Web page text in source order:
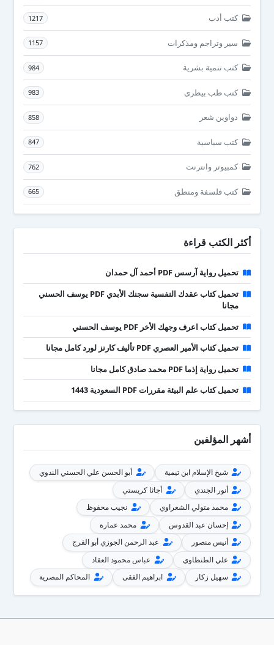
كتب أدب 1217
سير وتراجم ومذكرات 1157
كتب تنمية بشرية 984
كتب طب بيطرى 983
دواوين شعر 858
كتب سياسية 847
كمبيوتر وانترنت 762
كتب فلسفة ومنطق 665
أكثر الكتب قراءة
تحميل رواية آرسس PDF أحمد آل حمدان
تحميل كتاب عقدك النفسية سجنك الأبدي PDF يوسف الحسني
مجانا
تحميل كتاب اعرف وجهك الأخر PDF يوسف الحسني
تحميل كتاب الأمير العصري PDF تأليف كارنز لورد كامل مجانا
تحميل رواية إذما PDF محمد صادق كامل مجانا
تحميل كتاب علم البيئة مقررات PDF السعودية 1443
أشهر المؤلفين
شيخ الإسلام ابن تيمية
أبو الحسن علي الحسني الندوي
أنور الجندي
أجاثا كريستي
محمد متولي الشعراوي
نجيب محفوظ
إحسان عبد القدوس
محمد عمارة
أنيس منصور
عبد الرحمن الجوزي أبو الفرج
علي الطنطاوي
عباس محمود العقاد
سهيل زكار
ابراهيم الفقى المحاكم المصرية